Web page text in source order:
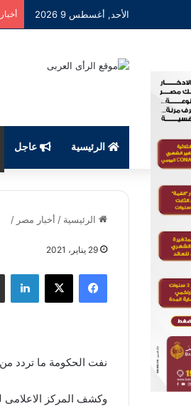
الأحد, أغسطس 9 2026
الرئيسية عاجل
الرئيسية / أخبار مصر /
29 يناير، 2021
فيسبوك X
نفت الحكومة ما تردد
وكشف المركز الاعلامى